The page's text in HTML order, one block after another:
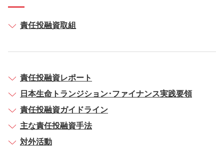
責任投融資取組
責任投融資レポート
日本生命トランジション･ファイナンス実践要領
責任投融資ガイドライン
主な責任投融資手法
対外活動